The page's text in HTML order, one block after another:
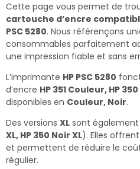
Cette page vous permet de
cartouche d’encre
PSC 5280. Nous référençons
consommables parfaitement
une impression fiable et sans
L’imprimante HP PSC 5280
d’encre HP 351 Couleur, HP
disponibles en Couleur, Noir.
Des versions XL sont également
XL, HP 350 Noir XL). Elles
et permettent de réduire le
régulier.